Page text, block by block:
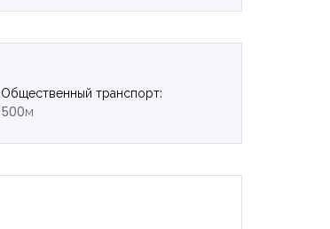
Общественный транспорт:
500м